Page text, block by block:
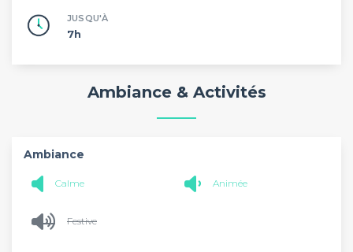
JUSQU'À
7h
Ambiance & Activités
Ambiance
Calme Animée
Festive